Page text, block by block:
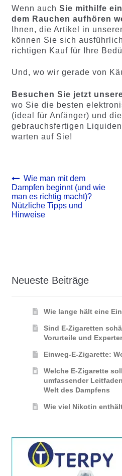
Wenn auch Sie mithilfe
dem Rauchen aufhören
Ihnen, die Artikel in
können Sie sich
richtigen Kauf für Ihre
Und, wo wir gerade von
Besuchen Sie jetzt
wo Sie die besten
(ideal für Anfänger) und
gebrauchsfertigen
warten auf Sie!
Beitrags-
Navigation
Vorheriger
Beitrag:
Wie man mit dem
Dampfen beginnt (und wie
man es richtig macht)?
Nützliche Tipps und
Hinweise
Neueste Beiträge
Wie lange hält eine
Sind E-Zigaretten
Vorurteile und
Einweg-E-Zigarette:
Welche E-Zigarette
umfassender
Welt des Dampfens
Wie viel Nikotin